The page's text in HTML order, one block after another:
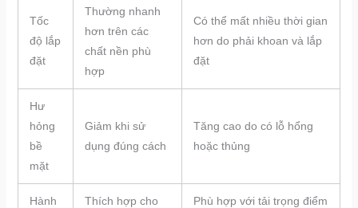
Tốc
độ lắp
đặt
Thường nhanh
hơn trên các
chất nền phù
hợp
Có thể mất nhiều thời gian
hơn do phải khoan và lắp
đặt
Hư
hỏng
bề
mặt
Giảm khi sử
dụng đúng cách
Tăng cao do có lỗ hổng
hoặc thủng
Hành
Thích hợp cho
Phù hợp với tải trọng điểm